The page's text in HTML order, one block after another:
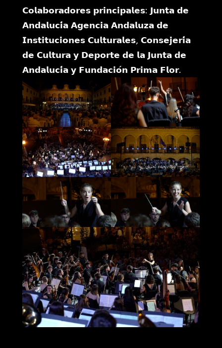
𝗖𝗼𝗹𝗮𝗯𝗼𝗿𝗮𝗱𝗼𝗿𝗲𝘀 𝗽𝗿𝗶𝗻𝗰𝗶𝗽𝗮𝗹𝗲𝘀: 𝗝𝘂𝗻𝘁𝗮 𝗱𝗲
𝗔𝗻𝗱𝗮𝗹𝘂𝗰𝗶́𝗮 𝗔𝗴𝗲𝗻𝗰𝗶𝗮 𝗔𝗻𝗱𝗮𝗹𝘂𝘇𝗮 𝗱𝗲
𝗜𝗻𝘀𝘁𝗶𝘁𝘂𝗰𝗶𝗼𝗻𝗲𝘀 𝗖𝘂𝗹𝘁𝘂𝗿𝗮𝗹𝗲𝘀, 𝗖𝗼𝗻𝘀𝗲𝗷𝗲𝗿𝗶́𝗮
𝗱𝗲 𝗖𝘂𝗹𝘁𝘂𝗿𝗮 𝘆 𝗗𝗲𝗽𝗼𝗿𝘁𝗲 𝗱𝗲 𝗹𝗮 𝗝𝘂𝗻𝘁𝗮 𝗱𝗲
𝗔𝗻𝗱𝗮𝗹𝘂𝗰𝗶́𝗮 𝘆 𝗙𝘂𝗻𝗱𝗮𝗰𝗶𝗼́𝗻 𝗣𝗿𝗶𝗺𝗮 𝗙𝗹𝗼𝗿.